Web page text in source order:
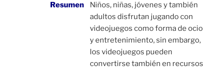
Resumen
Niños, niñas, jóvenes y también
adultos disfrutan jugando con
videojuegos como forma de ocio
y entretenimiento, sin embargo,
los videojuegos pueden
convertirse también en recursos